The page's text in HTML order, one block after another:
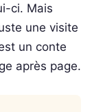
ci. Mais
une visite
un conte
après page.